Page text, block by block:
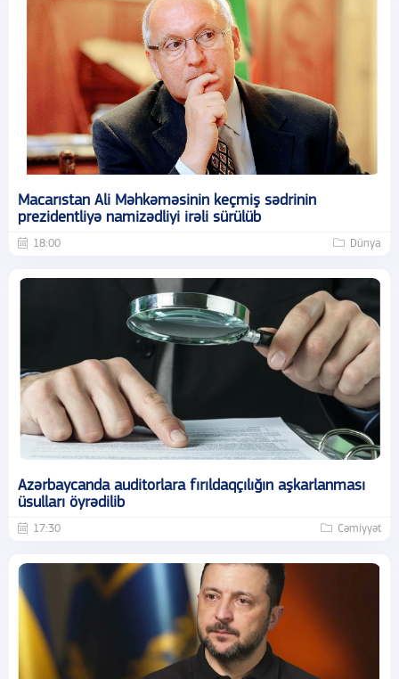
Macarıstan Ali Məhkəməsinin keçmiş sədrinin
prezidentliyə namizədliyi irəli sürülüb
18:00 Dünya
Azərbaycanda auditorlara fırıldaqçılığın aşkarlanması
üsulları öyrədilib
17:30 Cəmiyyət